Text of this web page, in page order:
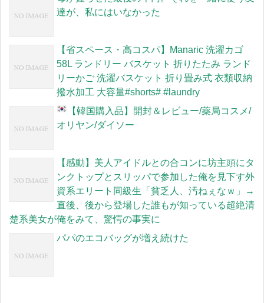
達が、私にはいなかった
【省スペース・高コスパ】Manaric 洗濯カゴ
58L ランドリー バスケット 折りたたみ ランド
リーかご 洗濯バスケット 折り畳み式 衣類収納
撥水加工 大容量#shorts# #laundry
【韓国購入品 】開封＆レビュー/薬局コスメ/
オリヤン/ダイソー
【感動】美人アイドルとの合コンに坊主頭にタ
ンクトップとスリッパで参加した俺を見下す外
資系エリート同級生「貧乏人、汚ねぇなｗ」→
直後、後から登場した誰もが知っている超絶清
楚系美女が俺をみて、驚愕の事実に
パパのエコバッグが増え続けた